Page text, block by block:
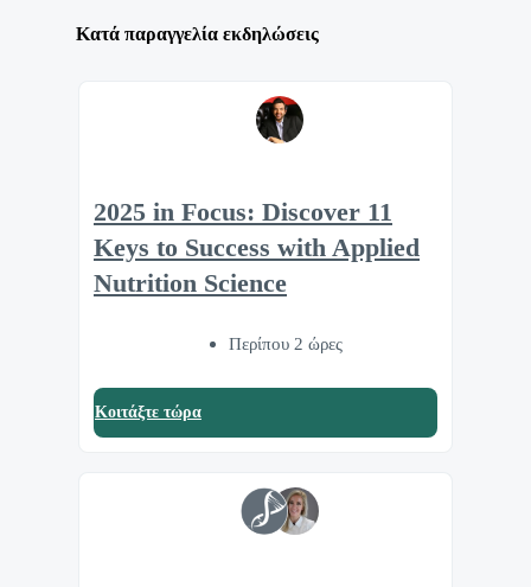
Κατά παραγγελία εκδηλώσεις
2025 in Focus: Discover 11
Keys to Success with Applied
Nutrition Science
Περίπου 2 ώρες
Κοιτάξτε τώρα